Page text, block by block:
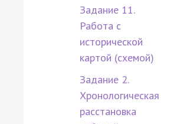
Задание 11.
Работа с
исторической
картой (схемой)
Задание 2.
Хронологическая
расстановка